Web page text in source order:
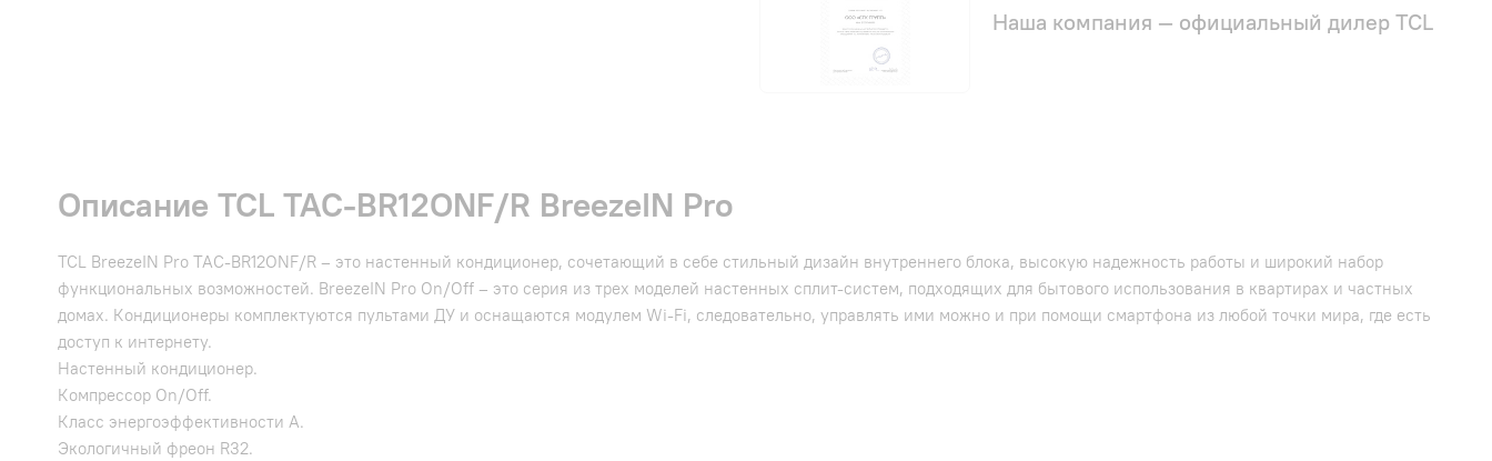
Наша компания — официальный дилер TCL
Описание TCL TAC-BR12ONF/R BreezeIN Pro
TCL BreezeIN Pro TAC-BR12ONF/R – это настенный кондиционер, сочетающий в себе стильный дизайн внутреннего блока, высокую надежность работы и широкий набор
функциональных возможностей. BreezeIN Pro On/Off – это серия из трех моделей настенных сплит-систем, подходящих для бытового использования в квартирах и частных
домах. Кондиционеры комплектуются пультами ДУ и оснащаются модулем Wi-Fi, следовательно, управлять ими можно и при помощи смартфона из любой точки мира, где есть
доступ к интернету.
Настенный кондиционер.
Компрессор On/Off.
Класс энергоэффективности А.
Экологичный фреон R32.